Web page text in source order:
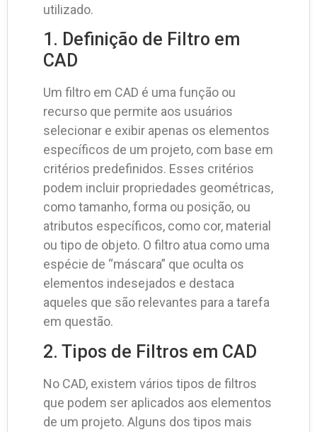
utilizado.
1. Definição de Filtro em
CAD
Um filtro em CAD é uma função ou
recurso que permite aos usuários
selecionar e exibir apenas os elementos
específicos de um projeto, com base em
critérios predefinidos. Esses critérios
podem incluir propriedades geométricas,
como tamanho, forma ou posição, ou
atributos específicos, como cor, material
ou tipo de objeto. O filtro atua como uma
espécie de “máscara” que oculta os
elementos indesejados e destaca
aqueles que são relevantes para a tarefa
em questão.
2. Tipos de Filtros em CAD
No CAD, existem vários tipos de filtros
que podem ser aplicados aos elementos
de um projeto. Alguns dos tipos mais